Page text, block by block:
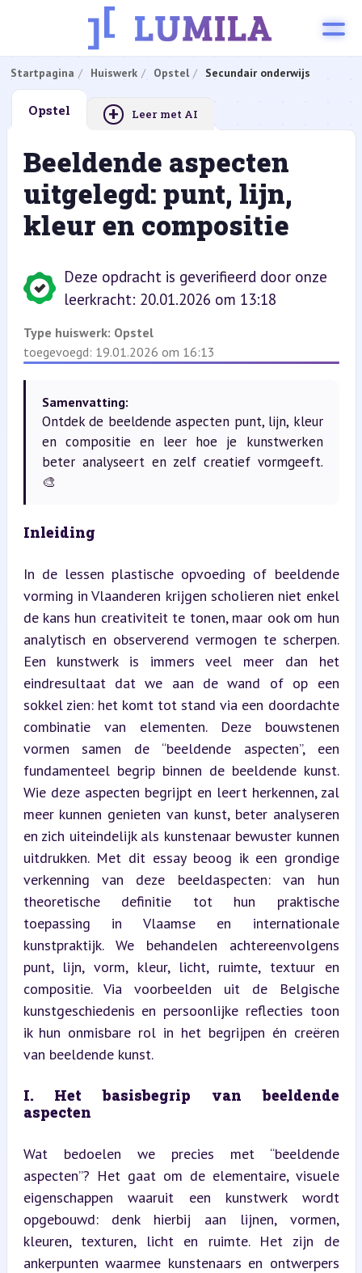
Startpagina Huiswerk Opstel Secundair onderwijs
Opstel + Leer met AI
Beeldende aspecten
uitgelegd: punt, lijn,
kleur en compositie
Deze opdracht is geverifieerd door onze
leerkracht: 20.01.2026 om 13:18
Type huiswerk: Opstel
toegevoegd: 19.01.2026 om 16:13
Samenvatting:
Ontdek de beeldende aspecten punt, lijn, kleur
en compositie en leer hoe je kunstwerken
beter analyseert en zelf creatief vormgeeft.
🎨
Inleiding
In de lessen plastische opvoeding of beeldende
vorming in Vlaanderen krijgen scholieren niet enkel
de kans hun creativiteit te tonen, maar ook om hun
analytisch en observerend vermogen te scherpen.
Een kunstwerk is immers veel meer dan het
eindresultaat dat we aan de wand of op een
sokkel zien: het komt tot stand via een doordachte
combinatie van elementen. Deze bouwstenen
vormen samen de “beeldende aspecten”, een
fundamenteel begrip binnen de beeldende kunst.
Wie deze aspecten begrijpt en leert herkennen, zal
meer kunnen genieten van kunst, beter analyseren
en zich uiteindelijk als kunstenaar bewuster kunnen
uitdrukken. Met dit essay beoog ik een grondige
verkenning van deze beeldaspecten: van hun
theoretische definitie tot hun praktische
toepassing in Vlaamse en internationale
kunstpraktijk. We behandelen achtereenvolgens
punt, lijn, vorm, kleur, licht, ruimte, textuur en
compositie. Via voorbeelden uit de Belgische
kunstgeschiedenis en persoonlijke reflecties toon
ik hun onmisbare rol in het begrijpen én creëren
van beeldende kunst.
I. Het basisbegrip van beeldende
aspecten
Wat bedoelen we precies met “beeldende
aspecten”? Het gaat om de elementaire, visuele
eigenschappen waaruit een kunstwerk wordt
opgebouwd: denk hierbij aan lijnen, vormen,
kleuren, texturen, licht en ruimte. Het zijn de
ankerpunten waarmee kunstenaars en ontwerpers